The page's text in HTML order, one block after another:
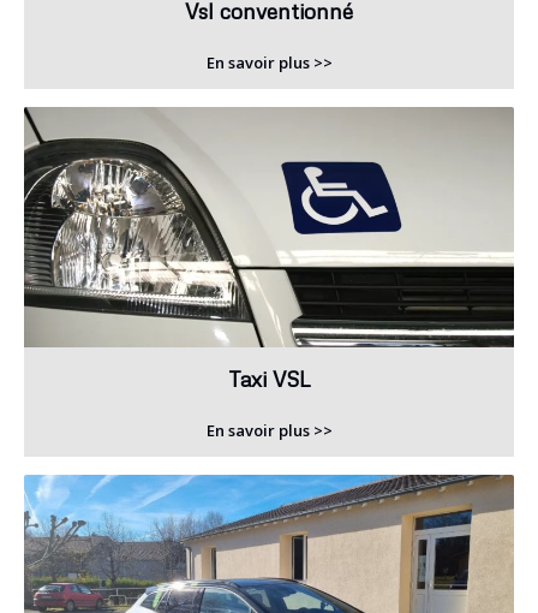
Vsl conventionné
En savoir plus >>
Taxi VSL
En savoir plus >>